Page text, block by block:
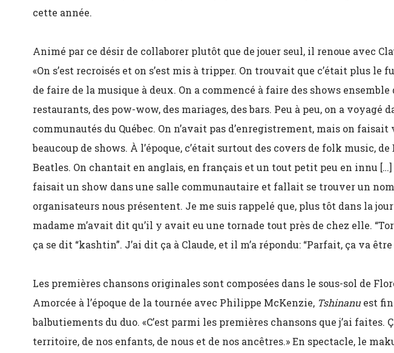
cette année.
Animé par ce désir de collaborer plutôt que de jouer seul, il renoue avec
«On s’est recroisés et on s’est mis à tripper. On trouvait que c’était plus le
de faire de la musique à deux. On a commencé à faire des shows ensemble
restaurants, des pow-wow, des mariages, des bars. Peu à peu, on a voyagé
communautés du Québec. On n’avait pas d’enregistrement, mais on
beaucoup de shows. À l’époque, c’était surtout des covers de folk music, de
Beatles. On chantait en anglais, en français et un tout petit peu en innu […]
faisait un show dans une salle communautaire et fallait se trouver un
organisateurs nous présentent. Je me suis rappelé que, plus tôt dans la
madame m’avait dit qu’il y avait eu une tornade tout près de chez elle.
ça se dit “kashtin”. J’ai dit ça à Claude, et il m’a répondu: “Parfait, ça va être
Les premières chansons originales sont composées dans le sous-sol de
Amorcée à l’époque de la tournée avec Philippe McKenzie, Tshinanuest
balbutiements du duo. «C’est parmi les premières chansons que j’ai faites.
territoire, de nos enfants, de nous et de nos ancêtres.» En spectacle, le